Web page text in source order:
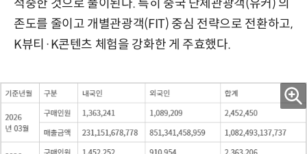
적중한 것으로 풀이된다. 특히 중국 단체관광객(유커) 의
존도를 줄이고 개별관광객(FIT) 중심 전략으로 전환하고,
K뷰티·K콘텐츠 체험을 강화한 게 주효했다.